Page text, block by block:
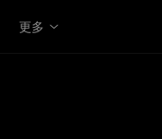
更多